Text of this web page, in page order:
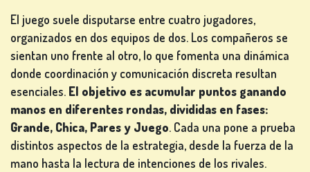
JUEGOS
DE
MESA
OTROS
El juego suele disputarse entre cuatro jugadores,
organizados en dos equipos de dos. Los compañeros se
sientan uno frente al otro, lo que fomenta una dinámica
donde coordinación y comunicación discreta resultan
esenciales. El objetivo es acumular puntos ganando
manos en diferentes rondas, divididas en fases:
Grande, Chica, Pares y Juego. Cada una pone a prueba
distintos aspectos de la estrategia, desde la fuerza de la
mano hasta la lectura de intenciones de los rivales.